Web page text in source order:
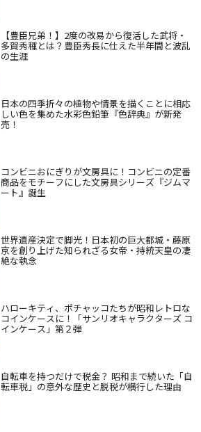
【豊臣兄弟！】2度の改易から復活した武将・
多賀秀種とは？豊臣秀長に仕えた半年間と波乱
の生涯
日本の四季折々の植物や情景を描くことに相応
しい色を集めた水彩色鉛筆『色辞典』が新発
売！
コンビニおにぎりが文房具に！コンビニの定番
商品をモチーフにした文房具シリーズ『ジムマ
ート』誕生
世界遺産決定で脚光！日本初の巨大都城・藤原
京を創り上げた知られざる女帝・持統天皇の凄
絶な執念
ハローキティ、ポチャッコたちが昭和レトロな
コインケースに！「サンリオキャラクターズ コ
インケース」第２弾
自転車を持つだけで税金？ 昭和まで続いた「自
転車税」の意外な歴史と脱税が横行した理由